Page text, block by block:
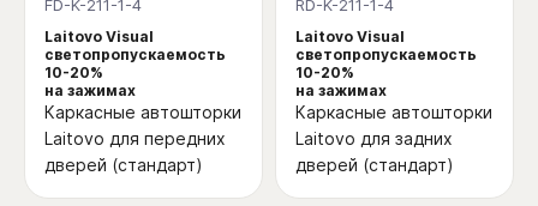
FD-K-211-1-4
Laitovo Visual
светопропускаемость
10-20%
на зажимах
Каркасные автошторки
Laitovo для передних
дверей (стандарт)
RD-K-211-1-4
Laitovo Visual
светопропускаемость
10-20%
на зажимах
Каркасные автошторки
Laitovo для задних
дверей (стандарт)